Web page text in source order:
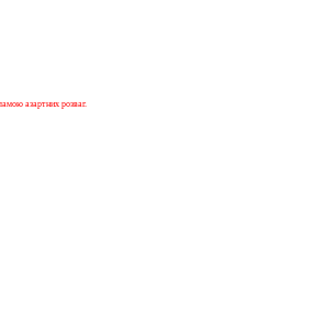
азартних розваг.